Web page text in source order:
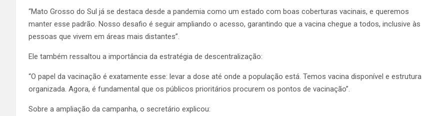
“Mato Grosso do Sul já se destaca desde a pandemia como um estado com boas coberturas vacinais, e queremos
manter esse padrão. Nosso desafio é seguir ampliando o acesso, garantindo que a vacina chegue a todos, inclusive às
pessoas que vivem em áreas mais distantes”.
Ele também ressaltou a importância da estratégia de descentralização:
“O papel da vacinação é exatamente esse: levar a dose até onde a população está. Temos vacina disponível e estrutura
organizada. Agora, é fundamental que os públicos prioritários procurem os pontos de vacinação”.
Sobre a ampliação da campanha, o secretário explicou: